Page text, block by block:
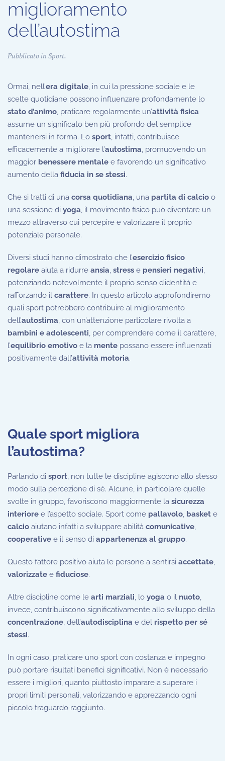
miglioramento
dell’autostima
Pubblicato in Sport.
Ormai, nell’era digitale, in cui la pressione sociale e le
scelte quotidiane possono influenzare profondamente lo
stato d’animo, praticare regolarmente un’attività fisica
assume un significato ben più profondo del semplice
mantenersi in forma. Lo sport, infatti, contribuisce
efficacemente a migliorare l’autostima, promuovendo un
maggior benessere mentale e favorendo un significativo
aumento della fiducia in se stessi.
Che si tratti di una corsa quotidiana, una partita di calcio o
una sessione di yoga, il movimento fisico può diventare un
mezzo attraverso cui percepire e valorizzare il proprio
potenziale personale.
Diversi studi hanno dimostrato che l’esercizio fisico
regolare aiuta a ridurre ansia, stress e pensieri negativi,
potenziando notevolmente il proprio senso d’identità e
rafforzando il carattere. In questo articolo approfondiremo
quali sport potrebbero contribuire al miglioramento
dell’autostima, con un’attenzione particolare rivolta a
bambini e adolescenti, per comprendere come il carattere,
l’equilibrio emotivo e la mente possano essere influenzati
positivamente dall’attività motoria.
Quale sport migliora
l’autostima?
Parlando di sport, non tutte le discipline agiscono allo stesso
modo sulla percezione di sé. Alcune, in particolare quelle
svolte in gruppo, favoriscono maggiormente la sicurezza
interiore e l’aspetto sociale. Sport come pallavolo, basket e
calcio aiutano infatti a sviluppare abilità comunicative,
cooperative e il senso di appartenenza al gruppo.
Questo fattore positivo aiuta le persone a sentirsi accettate,
valorizzate e fiduciose.
Altre discipline come le arti marziali, lo yoga o il nuoto,
invece, contribuiscono significativamente allo sviluppo della
concentrazione, dell’autodisciplina e del rispetto per sé
stessi.
In ogni caso, praticare uno sport con costanza e impegno
può portare risultati benefici significativi. Non è necessario
essere i migliori, quanto piuttosto imparare a superare i
propri limiti personali, valorizzando e apprezzando ogni
piccolo traguardo raggiunto.